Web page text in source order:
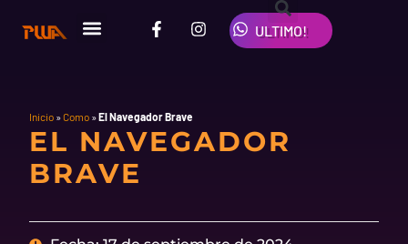
contenido
ULTIMO!
F
a
o
k
-
I
n
a
m
W
h
a
p
Inicio »Como »El Navegador Brave
EL NAVEGADOR
BRAVE